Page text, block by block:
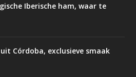
Iberische ham, waar te
Córdoba, exclusieve smaak